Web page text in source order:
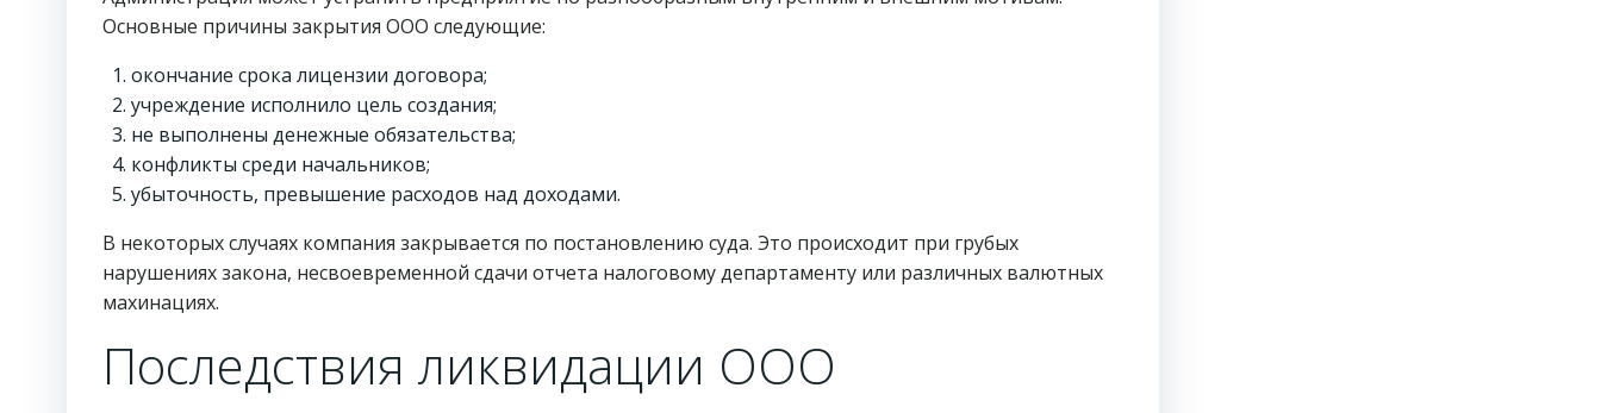
Основные причины закрытия ООО следующие:
окончание срока лицензии договора;
учреждение исполнило цель создания;
не выполнены денежные обязательства;
конфликты среди начальников;
убыточность, превышение расходов над доходами.
В некоторых случаях компания закрывается по постановлению суда. Это происходит при грубых
нарушениях закона, несвоевременной сдачи отчета налоговому департаменту или различных валютных
махинациях.
Последствия ликвидации ООО